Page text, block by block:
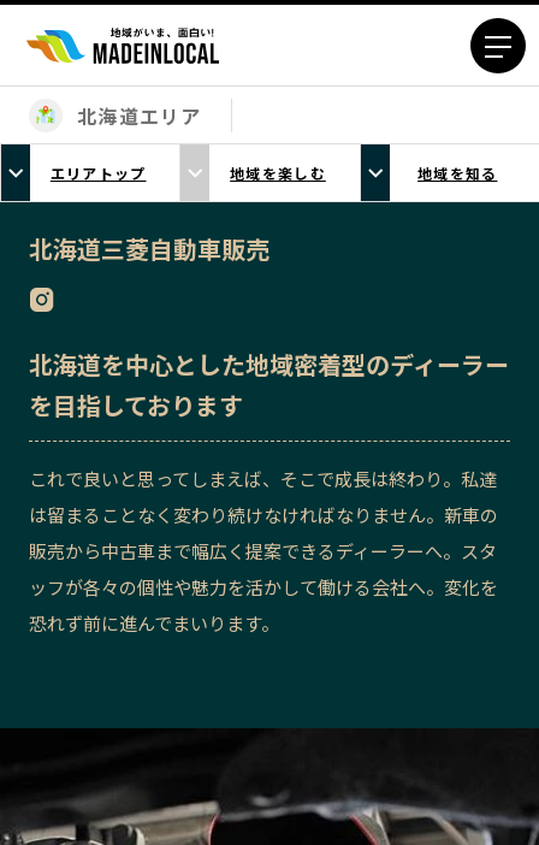
エリアから探す
北海道エリア
青森エリア
岩手エリア
福島エリア
埼玉エリア
千葉エリア
東京23区エリア
富山エリア
石川エリア
奈良エリア
和歌山エリア
鳥取エリア
島根エリア
北海道エリア
エリアトップ 地域を楽しむ 地域を知る
北海道三菱自動車販売
北海道を中心とした地域密着型のディーラー
を目指しております
これで良いと思ってしまえば、そこで成長は終わり。私達
は留まることなく変わり続けなければなりません。新車の
販売から中古車まで幅広く提案できるディーラーへ。スタ
ッフが各々の個性や魅力を活かして働ける会社へ。変化を
恐れず前に進んでまいります。